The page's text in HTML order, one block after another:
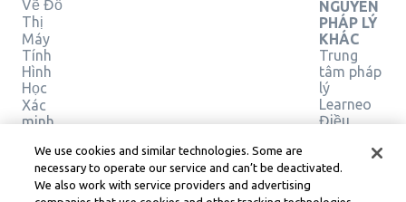
Vẽ Đồ
Thị
Máy
Tính
Hình
Học
Xác
minh
pháp
NGUYÊN
PHÁP LÝ
KHÁC
Trung
tâm pháp
lý
Learneo
Điều
của
We use cookies and similar technologies. Some are
necessary to operate our service and can’t be deactivated.
We also work with service providers and advertising